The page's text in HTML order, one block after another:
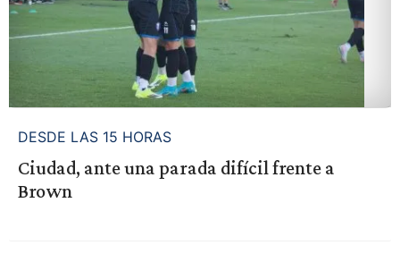
DESDE LAS 15 HORAS
Ciudad, ante una parada difícil frente a
Brown